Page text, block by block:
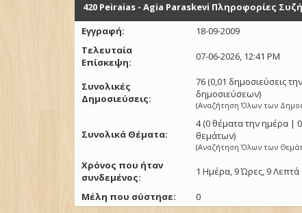
420 Peiraias - Agia Paraskevi Πληροφορίες
Εγγραφή:
18-09-2009
Τελευταία
Επίσκεψη:
07-06-2026, 12:41 PM
Συνολικές
Δημοσιεύσεις:
76 (0,01 δημοσιεύσεις
δημοσιεύσεων)
(Αναζήτηση Όλων των
Συνολικά Θέματα:
4 (0 θέματα την ημέρα |
θεμάτων)
(Αναζήτηση Όλων των
Χρόνος που ήταν
συνδεμένος:
1 Ημέρα, 9 Ώρες, 9 Λεπτά
Μέλη που σύστησε: 0